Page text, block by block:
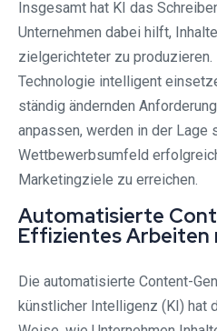
Insgesamt hat KI das
Unternehmen dabei hilft,
zielgerichteter zu
Technologie intelligent
ständig ändernden
anpassen, werden in der Lage
Wettbewerbsumfeld
Marketingziele zu erreichen.
Automatisierte
Effizientes Arbeiten
Die automatisierte Content-
künstlicher Intelligenz (KI) hat